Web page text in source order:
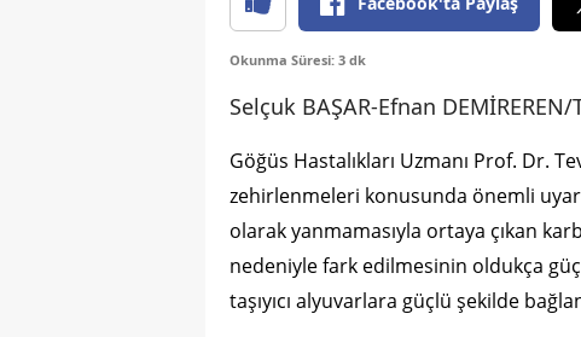
Okunma Süresi: 3 dk
Selçuk BAŞAR-Efnan DEMİREREN/
Göğüs Hastalıkları Uzmanı Prof. Dr.
zehirlenmeleri konusunda önemli
olarak yanmamasıyla ortaya çıkan
nedeniyle fark edilmesinin oldukça
taşıyıcı alyuvarlara güçlü şekilde